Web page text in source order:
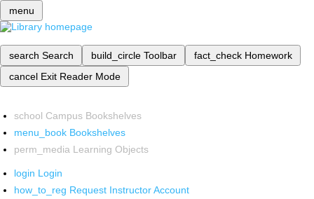
menu
search Search build_circle Toolbar fact_check Homework
cancel Exit Reader Mode
school Campus Bookshelves
menu_book Bookshelves
perm_media Learning Objects
login Login
how_to_reg Request Instructor Account